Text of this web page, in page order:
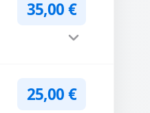
35,00€
25,00€